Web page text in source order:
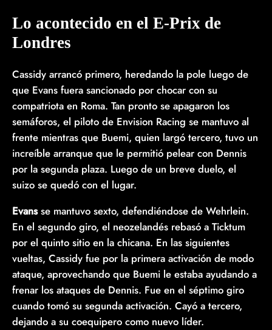
Lo acontecido en el E-Prix de
Londres
Cassidy arrancó primero, heredando la pole luego de
que Evans fuera sancionado por chocar con su
compatriota en Roma. Tan pronto se apagaron los
semáforos, el piloto de Envision Racing se mantuvo al
frente mientras que Buemi, quien largó tercero, tuvo un
increíble arranque que le permitió pelear con Dennis
por la segunda plaza. Luego de un breve duelo, el
suizo se quedó con el lugar.
Evansse mantuvo sexto, defendiéndose de Wehrlein.
En el segundo giro, el neozelandés rebasó a Ticktum
por el quinto sitio en la chicana. En las siguientes
vueltas, Cassidy fue por la primera activación de modo
ataque, aprovechando que Buemi le estaba ayudando a
frenar los ataques de Dennis. Fue en el séptimo giro
cuando tomó su segunda activación. Cayó a tercero,
dejando a su coequipero como nuevo líder.